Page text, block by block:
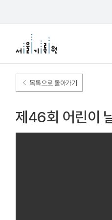
목록으로 돌아가기
제46회 어린이